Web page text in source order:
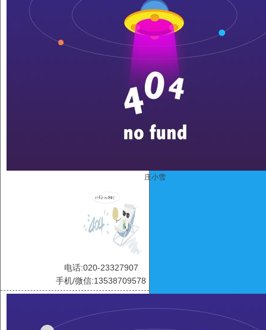
庄小雪
电话:020-23327907
手机/微信:13538709578